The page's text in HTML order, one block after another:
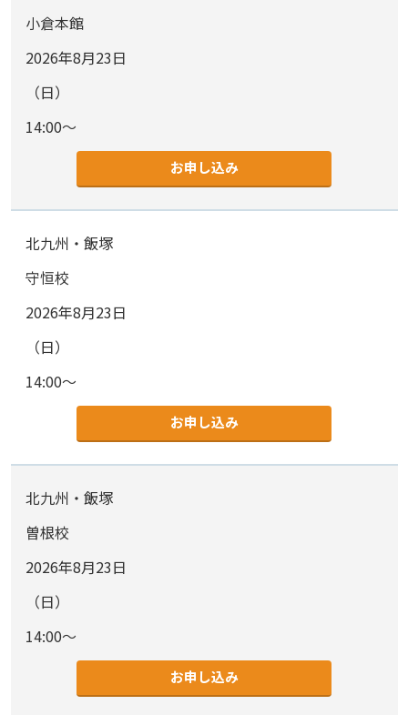
小倉本館
2026年8月23日
（日）
14:00～
お申し込み
北九州・飯塚
守恒校
2026年8月23日
（日）
14:00～
お申し込み
北九州・飯塚
曽根校
2026年8月23日
（日）
14:00～
お申し込み